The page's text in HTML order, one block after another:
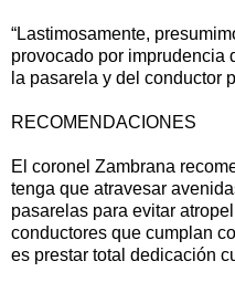
“Lastimosamente,
provocado por imprudencia
la pasarela y del conductor
RECOMENDACIONES
El coronel Zambrana
tenga que atravesar
pasarelas para evitar
conductores que cumplan
es prestar total dedicación